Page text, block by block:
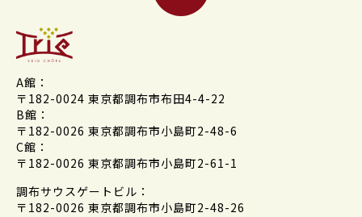
A館：
〒182-0024 東京都調布市布田4-4-22
B館：
〒182-0026 東京都調布市小島町2-48-6
C館：
〒182-0026 東京都調布市小島町2-61-1
調布サウスゲートビル：
〒182-0026 東京都調布市小島町2-48-26